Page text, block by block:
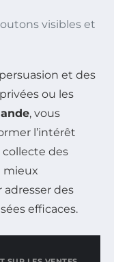
visibles et
et des
ou les
, vous
l’intérêt
collecte des
mieux
des
efficaces.